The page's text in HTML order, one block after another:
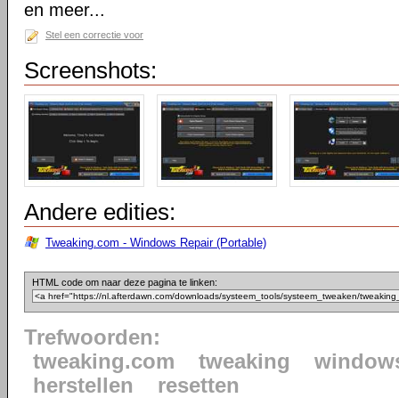
en meer...
Stel een correctie voor
Screenshots:
Andere edities:
Tweaking.com - Windows Repair (Portable)
HTML code om naar deze pagina te linken:
Trefwoorden:
tweaking.com
tweaking
herstellen
resetten